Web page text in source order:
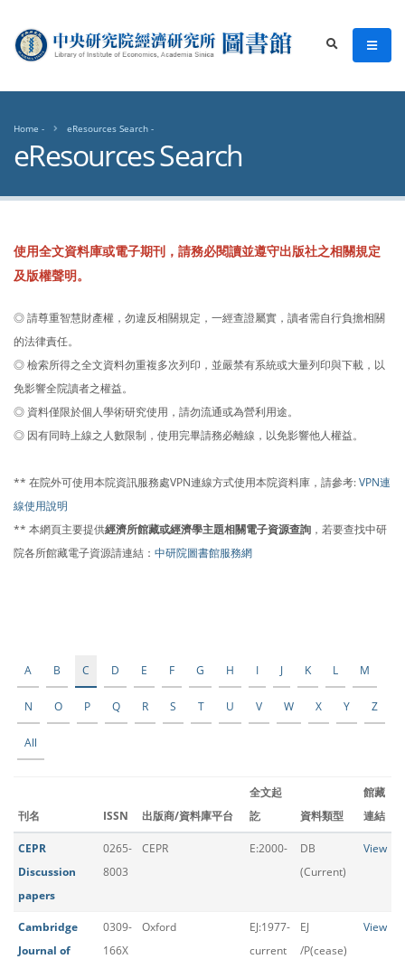
中央研究院經濟研究所圖書館
search
Home eResources Search
eResources Search
使用全文資料庫或電子期刊，請務必閱讀並遵守出版社之相關規定
及版權聲明。
◎ 請尊重智慧財產權，勿違反相關規定，一經查證屬實，讀者需自行負擔相關
的法律責任。
◎ 檢索所得之全文資料勿重複多次列印，並嚴禁有系統或大量列印與下載，以
免影響全院讀者之權益。
◎ 資料僅限於個人學術研究使用，請勿流通或為營利用途。
◎ 因有同時上線之人數限制，使用完畢請務必離線，以免影響他人權益。
** 在院外可使用本院資訊服務處VPN連線方式使用本院資料庫，請參考:VPN連
線使用說明
** 本網頁主要提供經濟所館藏或經濟學主題相關電子資源查詢 ，若要查找中研
院各所館藏電子資源請連結： 中研院圖書館服務網
A B C D E F G H I J K L M
N O P Q R S T U V W X Y Z
All
刊名 ISSN 出版商/資料庫平台
全文起
訖
資料類型
館藏
連結
CEPR
Discussion
papers
0265-
8003
CEPR E:2000-
DB
(Current)
View
Cambridge
Journal of
0309-
166X
Oxford
EJ:1977-
current
EJ
/P(cease)
View